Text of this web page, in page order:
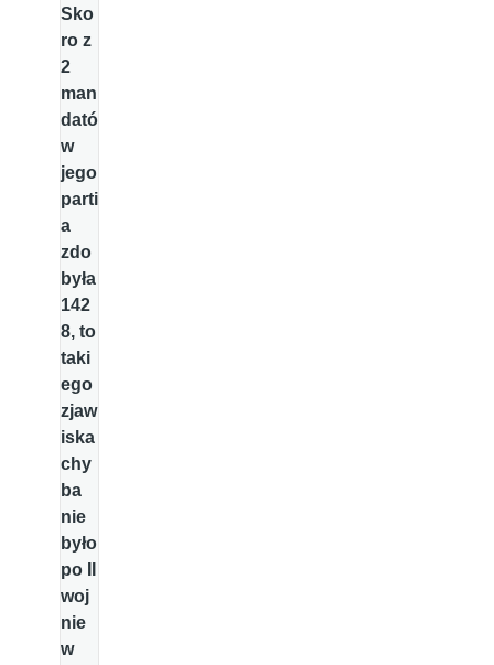
Sko
ro z
2
man
dató
w
jego
parti
a
zdo
była
142
8, to
taki
ego
zjaw
iska
chy
ba
nie
było
po II
woj
nie
w